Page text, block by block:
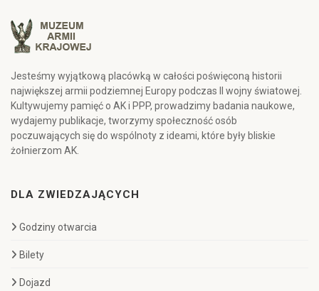
Jesteśmy wyjątkową placówką w całości poświęconą historii
największej armii podziemnej Europy podczas II wojny światowej.
Kultywujemy pamięć o AK i PPP, prowadzimy badania naukowe,
wydajemy publikacje, tworzymy społeczność osób
poczuwających się do wspólnoty z ideami, które były bliskie
żołnierzom AK.
DLA ZWIEDZAJĄCYCH
Godziny otwarcia
Bilety
Dojazd